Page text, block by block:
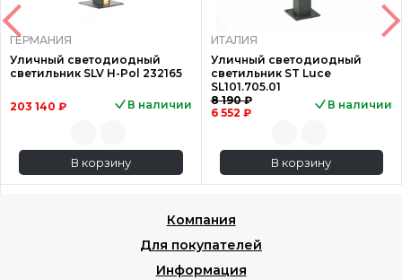
ГЕРМАНИЯ
Уличный светодиодный
светильник SLV H-Pol 232165
203 140 ₽ В наличии
В корзину
ИТАЛИЯ
Уличный светодиодный
светильник ST Luce
SL101.705.01
8 190 ₽
6 552 ₽
В наличии
В корзину
Компания
Для покупателей
Информация